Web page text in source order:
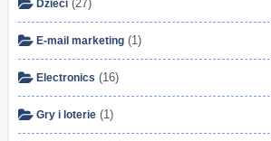
Dzieci (27)
E-mail marketing (1)
Electronics (16)
Gry i loterie (1)